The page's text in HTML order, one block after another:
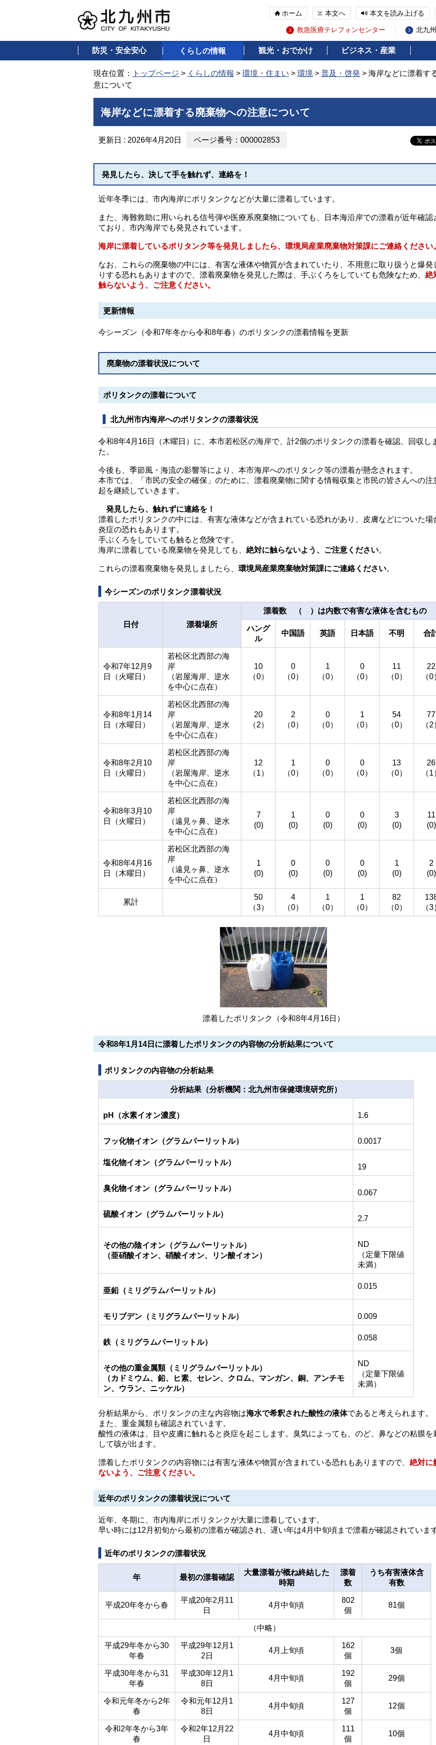
ホーム 本文へ 本文を読み上げる
救急医療テレフォンセンター 北九
防災・安全安心 くらしの情報 観光・おでかけ ビジネス・産業
現在位置： トップページ > くらしの情報 > 環境・住まい > 環境 > 普及・啓発 > 海岸などに漂着す
意について
海岸などに漂着する廃棄物への注意について
更新日 : 2026年4月20日 ページ番号：000002853
発見したら、決して手を触れず、連絡を！
近年冬季には、市内海岸にポリタンクなどが大量に漂着しています。
また、海難救助に用いられる信号弾や医療系廃棄物についても、日本海沿岸での漂着が近年確認
ており、市内海岸でも発見されています。
海岸に漂着しているポリタンク等を発見しましたら、 環境局産業廃棄物対策課にご連絡ください
なお、これらの廃棄物の中には、有害な液体や物質が含まれていたり、不用意に取り扱うと爆発
りする恐れもありますので、漂着廃棄物を発見した際は、手ぶくろをしていても危険なため、 絶
触らないよう、ご注意ください。
更新情報
今シーズン（令和7年冬から令和8年春）のポリタンクの漂着情報を更新
廃棄物の漂着状況について
ポリタンクの漂着について
北九州市内海岸へのポリタンクの漂着状況
令和8年4月16日（木曜日）に、本市若松区の海岸で、計2個のポリタンクの漂着を確認、回収し
た。
今後も、季節風・海流の影響等により、本市海岸へのポリタンク等の漂着が懸念されます。
本市では、「市民の安全の確保」のために、漂着廃棄物に関する情報収集と市民の皆さんへの注
起を継続していきます。
発見したら、触れずに連絡を！
漂着したポリタンクの中には、有害な液体などが含まれている恐れがあり、皮膚などについた場
炎症の恐れもあります。
手ぶくろをしていても触ると危険です。
海岸に漂着している廃棄物を発見しても、 絶対に触らないよう、ご注意ください。
これらの漂着廃棄物を発見しましたら、 環境局産業廃棄物対策課にご連絡ください。
今シーズンのポリタンク漂着状況
日付 漂着場所
漂着数 （ ）は内数で有害な液体を含むもの
ハング
ル
中国語 英語 日本語 不明 合
令和7年12月9
日（火曜日）
若松区北西部の海
岸
（岩屋海岸、逆水
を中心に点在）
10
（0）
0
（0）
1
（0）
0
（0）
11
（0）
22
（
令和8年1月14
日（水曜日）
若松区北西部の海
岸
（岩屋海岸、逆水
を中心に点在）
20
（2）
2
（0）
0
（0）
1
（0）
54
（0）
77
（
令和8年2月10
日（火曜日）
若松区北西部の海
岸
（岩屋海岸、逆水
を中心に点在）
12
（1）
1
（0）
0
（0）
0
（0）
13
（0）
26
（
令和8年3月10
日（火曜日）
若松区北西部の海
岸
（遠見ヶ鼻、逆水
を中心に点在）
7
(0)
1
(0)
0
(0)
0
(0)
3
(0)
11
(0)
令和8年4月16
日（木曜日）
若松区北西部の海
岸
（遠見ヶ鼻、逆水
を中心に点在）
1
(0)
0
(0)
0
(0)
0
(0)
1
(0)
2
(0)
累計
50
（3）
4
（0）
1
（0）
1
（0）
82
（0）
（
漂着したポリタンク（令和8年4月16日）
令和8年1月14日に漂着したポリタンクの内容物の分析結果について
ポリタンクの内容物の分析結果
分析結果（分析機関：北九州市保健環境研究所）
pH （水素イオン濃度） 1.6
フッ化物イオン（グラムパーリットル） 0.0017
塩化物イオン（グラムパーリットル）
19
臭化物イオン（グラムパーリットル）
0.067
硫酸イオン（グラムパーリットル）
2.7
その他の陰イオン（グラムパーリットル）
（亜硝酸イオン、 硝酸イオン、 リン酸イオン）
ND
（定量下限値
未満）
亜鉛（ミリグラムパーリットル）
0.015
モリブデン（ミリグラムパーリットル） 0.009
鉄（ミリグラムパーリットル）
0.058
その他の重金属類（ミリグラムパーリットル）
（カドミウム、鉛、ヒ素、セレン、クロム、マンガン、銅、アンチモ
ン、ウラン、ニッケル）
ND
（定量下限値
未満）
分析結果から、ポリタンクの主な内容物は海水で希釈された酸性の液体であると考えられます。
また、重金属類も確認されています。
酸性の液体は、目や皮膚に触れると炎症を起こします。臭気によっても、のど、鼻などの粘膜を
して咳が出ます。
漂着したポリタンクの内容物には有害な液体や物質が含まれている恐れもありますので、 絶対に
ないよう、ご注意ください。
近年のポリタンクの漂着状況について
近年、冬期に、市内海岸にポリタンクが大量に漂着しています。
早い時には12月初旬から最初の漂着が確認され、遅い年は4月中旬頃まで漂着が確認されていま
近年のポリタンクの漂着状況
年 最初の漂着確認
大量漂着が概ね終結した
時期
漂着
数
うち有害液体含
有数
平成20年冬から春
平成20年2月11
日
4月中旬頃
802
個
81個
（中略）
平成29年冬から30
年春
平成29年12月1
2日
4月上旬頃
162
個
3個
平成30年冬から31
年春
平成30年12月1
8日
4月中旬頃
192
個
29個
令和元年冬から2年
春
令和元年12月1
8日
4月中旬頃
127
個
12個
令和2年冬から3年
春
令和2年12月22
日
4月中旬頃
111
個
10個